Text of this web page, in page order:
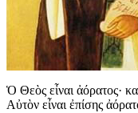
Ὁ Θεὸς εἶναι ἀόρατος·
Αὐτὸν εἶναι ἐπίσης